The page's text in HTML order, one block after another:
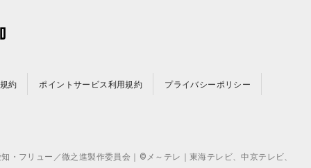
約 ポイントサービス利用規約 プライバシーポリシー
フリュー／徹之進製作委員会｜©メ～テレ｜東海テレビ、中京テレビ、